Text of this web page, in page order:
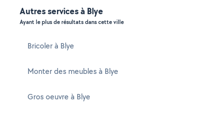
Autres services à Blye
Ayant le plus de résultats dans cette ville
Bricoler à Blye
Monter des meubles à Blye
Gros oeuvre à Blye